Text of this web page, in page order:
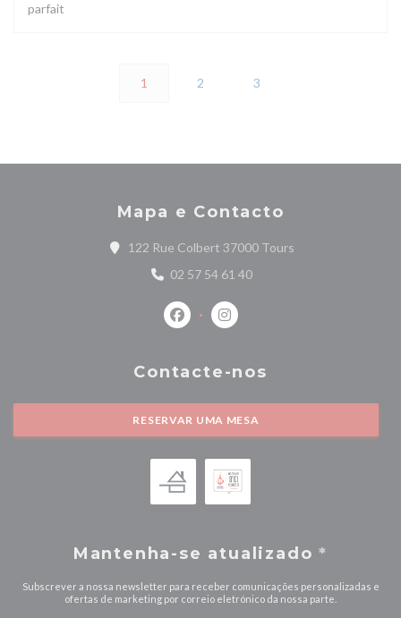
parfait
1 2 3
Mapa e Contacto
122 Rue Colbert 37000 Tours((abre numa nova
02 57 54 61 40
Facebook ((abre numa nova janela))
Instagram ((abre numa nova
Contacte-nos
RESERVAR UMA MESA
Mantenha-se atualizado*
Subscrever a nossa newsletter para receber comunicações personalizadas e
ofertas de marketing por correio eletrónico da nossa parte.